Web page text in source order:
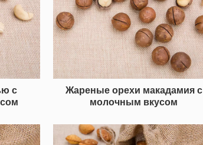
с
Жареные орехи макадамия с
молочным вкусом